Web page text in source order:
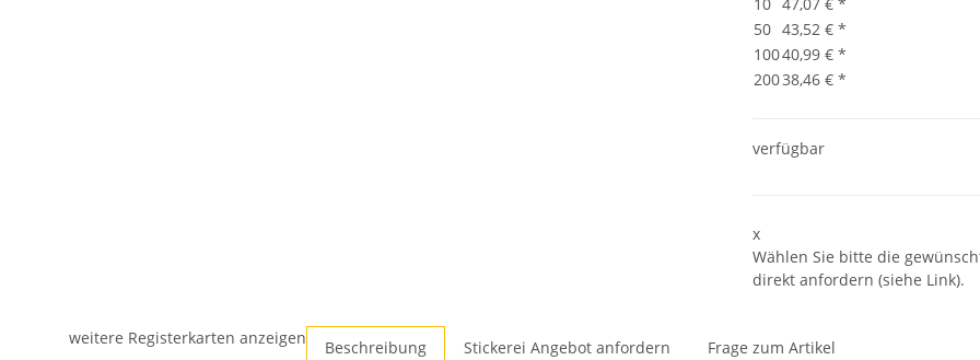
50 43,52 € *
10040,99 € *
20038,46 € *
verfügbar
x
Wählen Sie bitte die
direkt anfordern (siehe Link).
weitere Registerkarten anzeigen Beschreibung Stickerei Angebot anfordern Frage zum Artikel